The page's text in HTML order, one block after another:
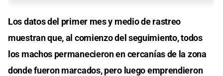
Los datos del primer mes y medio de rastreo
muestran que, al comienzo del seguimiento, todos
los machos permanecieron en cercanías de la zona
donde fueron marcados, pero luego emprendieron